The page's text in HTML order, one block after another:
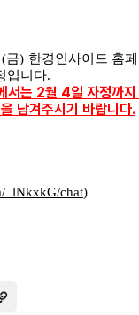
(금) 한경인사이드 홈
입니다.
서는 2월 4일 자정까지
남겨주시기 바랍니다.
_lNkxkG/chat)